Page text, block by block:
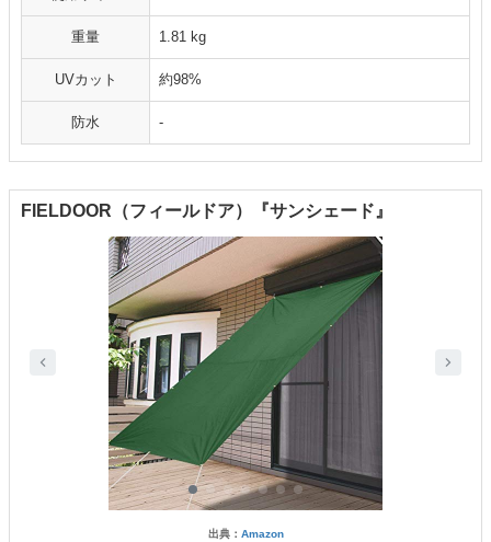
重量 1.81 kg
UVカット 約98%
防水 -
FIELDOOR（フィールドア）『サンシェード』
出典： Amazon